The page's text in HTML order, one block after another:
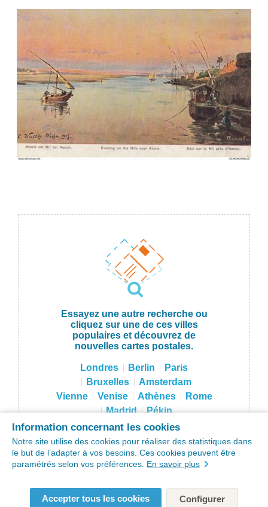
Essayez une autre recherche ou
cliquez sur une de ces villes
populaires et découvrez de
nouvelles cartes postales.
Londres Berlin
Paris
Bruxelles
Amsterdam
Vienne
Venise Athènes
Rome
Madrid
Pékin
Hong Kong
Tokyo
Moscou
Sydney
New York
Information concernant les cookies
Notre site utilise des cookies pour réaliser des statistiques dans
le but de l’adapter à vos besoins. Ces cookies peuvent être
paramétrés selon vos préférences. En savoir plus
Accepter tous les cookies Configurer